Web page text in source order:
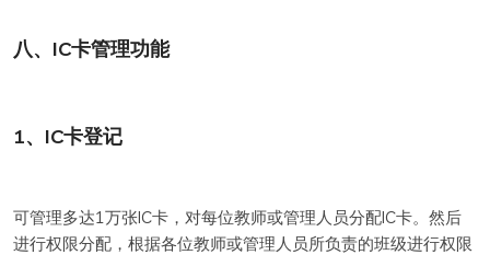
八、IC卡管理功能
1、IC卡登记
可管理多达1万张IC卡，对每位教师或管理人员分配IC卡。然后
进行权限分配，根据各位教师或管理人员所负责的班级进行权限